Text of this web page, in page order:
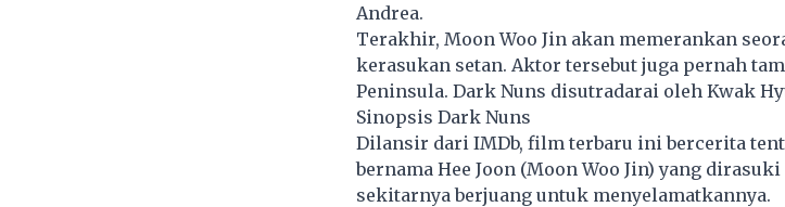
Andrea.
Terakhir, Moon Woo Jin akan memerankan
kerasukan setan. Aktor tersebut juga pernah
Peninsula. Dark Nuns disutradarai oleh Kwak
Sinopsis Dark Nuns
Dilansir dari IMDb, film terbaru ini bercerita
bernama Hee Joon (Moon Woo Jin) yang
sekitarnya berjuang untuk menyelamatkannya.